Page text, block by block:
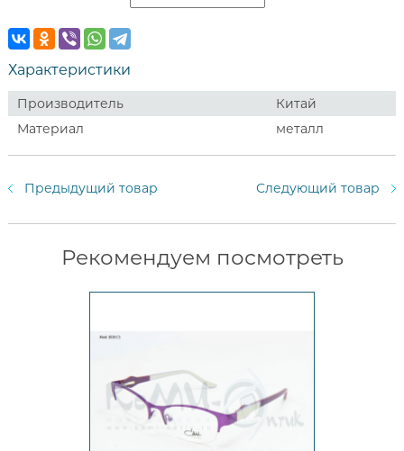
Характеристики
Производитель
Китай
Материал
металл
Предыдущий товар Следующий товар
Рекомендуем посмотреть